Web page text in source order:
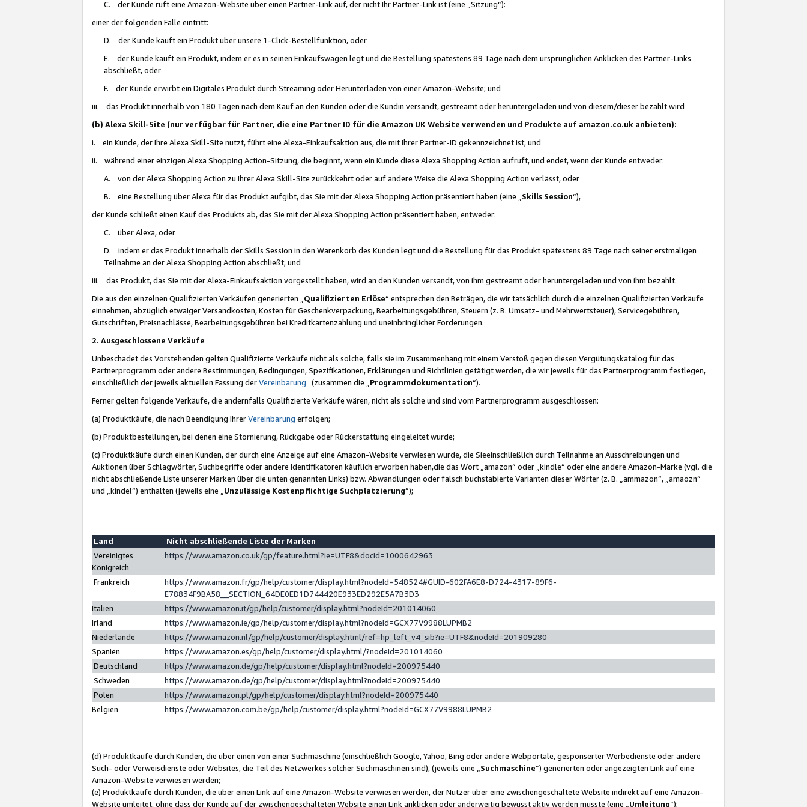
C. der Kunde ruft eine Amazon-Website über einen Partner-Link auf, der nicht Ihr Partner-Link ist (eine „Sitzung“):
einer der folgenden Fälle eintritt:
D. der Kunde kauft ein Produkt über unsere 1-Click-Bestellfunktion, oder
E. der Kunde kauft ein Produkt, indem er es in seinen Einkaufswagen legt und die Bestellung spätestens 89 Tage nach dem ursprünglichen Anklicken des Partner-Links
abschließt, oder
F. der Kunde erwirbt ein Digitales Produkt durch Streaming oder Herunterladen von einer Amazon-Website; und
iii. das Produkt innerhalb von 180 Tagen nach dem Kauf an den Kunden oder die Kundin versandt, gestreamt oder heruntergeladen und von diesem/dieser bezahlt wird
(b) Alexa Skill-Site (nur verfügbar für Partner, die eine Partner ID für die Amazon UK Website verwenden und Produkte auf amazon.co.uk anbieten):
i. ein Kunde, der Ihre Alexa Skill-Site nutzt, führt eine Alexa-Einkaufsaktion aus, die mit Ihrer Partner-ID gekennzeichnet ist; und
ii. während einer einzigen Alexa Shopping Action-Sitzung, die beginnt, wenn ein Kunde diese Alexa Shopping Action aufruft, und endet, wenn der Kunde entweder:
A. von der Alexa Shopping Action zu Ihrer Alexa Skill-Site zurückkehrt oder auf andere Weise die Alexa Shopping Action verlässt, oder
B. eine Bestellung über Alexa für das Produkt aufgibt, das Sie mit der Alexa Shopping Action präsentiert haben (eine „ Skills Session“),
der Kunde schließt einen Kauf des Produkts ab, das Sie mit der Alexa Shopping Action präsentiert haben, entweder:
C. über Alexa, oder
D. indem er das Produkt innerhalb der Skills Session in den Warenkorb des Kunden legt und die Bestellung für das Produkt spätestens 89 Tage nach seiner erstmaligen
Teilnahme an der Alexa Shopping Action abschließt; und
iii. das Produkt, das Sie mit der Alexa-Einkaufsaktion vorgestellt haben, wird an den Kunden versandt, von ihm gestreamt oder heruntergeladen und von ihm bezahlt.
Die aus den einzelnen Qualifizierten Verkäufen generierten „ Qualifizierten Erlöse“ entsprechen den Beträgen, die wir tatsächlich durch die einzelnen Qualifizierten Verkäufe
einnehmen, abzüglich etwaiger Versandkosten, Kosten für Geschenkverpackung, Bearbeitungsgebühren, Steuern (z. B. Umsatz- und Mehrwertsteuer), Servicegebühren,
Gutschriften, Preisnachlässe, Bearbeitungsgebühren bei Kreditkartenzahlung und uneinbringlicher Forderungen.
2. Ausgeschlossene Verkäufe
Unbeschadet des Vorstehenden gelten Qualifizierte Verkäufe nicht als solche, falls sie im Zusammenhang mit einem Verstoß gegen diesen Vergütungskatalog für das
Partnerprogramm oder andere Bestimmungen, Bedingungen, Spezifikationen, Erklärungen und Richtlinien getätigt werden, die wir jeweils für das Partnerprogramm festlegen,
einschließlich der jeweils aktuellen Fassung derVereinbarung (zusammen die „ Programmdokumentation“).
Ferner gelten folgende Verkäufe, die andernfalls Qualifizierte Verkäufe wären, nicht als solche und sind vom Partnerprogramm ausgeschlossen:
(a) Produktkäufe, die nach Beendigung IhrerVereinbarung erfolgen;
(b) Produktbestellungen, bei denen eine Stornierung, Rückgabe oder Rückerstattung eingeleitet wurde;
(c) Produktkäufe durch einen Kunden, der durch eine Anzeige auf eine Amazon-Website verwiesen wurde, die Sieeinschließlich durch Teilnahme an Ausschreibungen und
Auktionen über Schlagwörter, Suchbegriffe oder andere Identifikatoren käuflich erworben haben,die das Wort „amazon“ oder „kindle“ oder eine andere Amazon-Marke (vgl. die
nicht abschließende Liste unserer Marken über die unten genannten Links) bzw. Abwandlungen oder falsch buchstabierte Varianten dieser Wörter (z. B. „ammazon“, „amaozn“
und „kindel“) enthalten (jeweils eine „ Unzulässige Kostenpflichtige Suchplatzierung”);
Land
Nicht abschließende Liste der Marken
Vereinigtes
Königreich
https://www.amazon.co.uk/gp/feature.html?ie=UTF8&docId=1000642963
Frankreich
https://www.amazon.fr/gp/help/customer/display.html?nodeId=548524#GUID-602FA6E8-D724-4317-89F6-
E78834F9BA58__SECTION_64DE0ED1D744420E933ED292E5A7B3D3
Italien
https://www.amazon.it/gp/help/customer/display.html?nodeId=201014060
Irland
https://www.amazon.ie/gp/help/customer/display.html?nodeId=GCX77V9988LUPMB2
Niederlande
https://www.amazon.nl/gp/help/customer/display.html/ref=hp_left_v4_sib?ie=UTF8&nodeId=201909280
Spanien
https://www.amazon.es/gp/help/customer/display.html/?nodeId=201014060
Deutschland
https://www.amazon.de/gp/help/customer/display.html?nodeId=200975440
Schweden
https://www.amazon.de/gp/help/customer/display.html?nodeId=200975440
Polen
https://www.amazon.pl/gp/help/customer/display.html?nodeId=200975440
Belgien
https://www.amazon.com.be/gp/help/customer/display.html?nodeId=GCX77V9988LUPMB2
(d) Produktkäufe durch Kunden, die über einen von einer Suchmaschine (einschließlich Google, Yahoo, Bing oder andere Webportale, gesponserter Werbedienste oder andere
Such- oder Verweisdienste oder Websites, die Teil des Netzwerkes solcher Suchmaschinen sind), (jeweils eine „ Suchmaschine“) generierten oder angezeigten Link auf eine
Amazon-Website verwiesen werden;
(e) Produktkäufe durch Kunden, die über einen Link auf eine Amazon-Website verwiesen werden, der Nutzer über eine zwischengeschaltete Website indirekt auf eine Amazon-
Website umleitet, ohne dass der Kunde auf der zwischengeschalteten Website einen Link anklicken oder anderweitig bewusst aktiv werden müsste (eine „ Umleitung“);